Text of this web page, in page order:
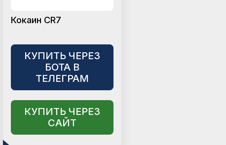
Кокаин CR7
КУПИТЬ ЧЕРЕЗ
БОТА В
ТЕЛЕГРАМ
КУПИТЬ ЧЕРЕЗ
САЙТ